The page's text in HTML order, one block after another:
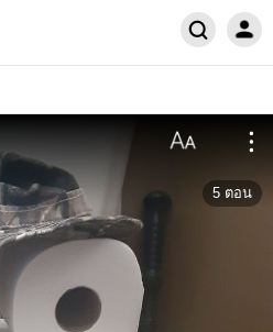
5 ตอน